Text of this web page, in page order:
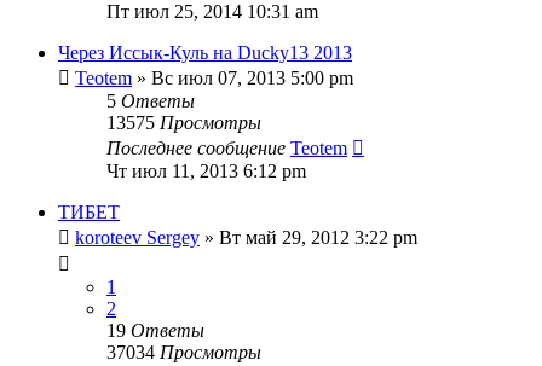
Пт июл 25, 2014 10:31 am
Через Иссык-Куль на Ducky13 2013
Teotem » Вс июл 07, 2013 5:00 pm
5 Ответы
13575 Просмотры
Последнее сообщение Teotem
Чт июл 11, 2013 6:12 pm
ТИБЕТ
koroteev Sergey » Вт май 29, 2012 3:22 pm
1
2
19 Ответы
37034 Просмотры